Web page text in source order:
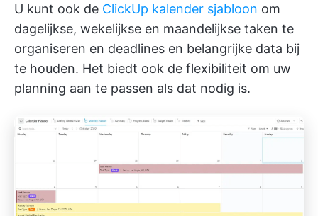
U kunt ook de ClickUp kalender sjabloon om
dagelijkse, wekelijkse en maandelijkse taken te
organiseren en deadlines en belangrijke data bij
te houden. Het biedt ook de flexibiliteit om uw
planning aan te passen als dat nodig is.